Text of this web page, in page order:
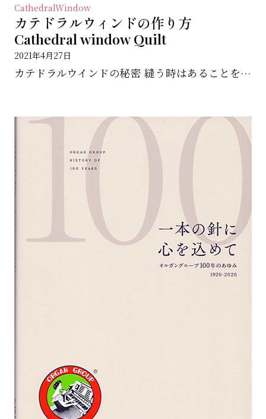
CathedralWindow
カテドラルウィンドの作り方
Cathedral window Quilt
2021年4月27日
カテドラルウインドの秘密 縫う時はあることを．．． 布合わせで楽しむカテドラルウィンドウ、仕立てがキ...